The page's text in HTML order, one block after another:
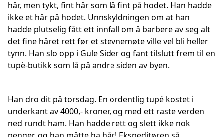
hår, men tykt, fint hår som lå fint på hodet. Han hadde
ikke et hår på hodet. Unnskyldningen om at han
hadde plutselig fått ett innfall om å barbere av seg alt
det fine håret rett før et stevnemøte ville vel bli heller
tynn. Han slo opp i Gule Sider og fant tilslutt frem til en
tupè-butikk som lå på andre siden av byen.
Han dro dit på torsdag. En ordentlig tupé kostet i
underkant av 4000,- kroner, og med ett raste verden
ned rundt ham. Han hadde rett og slett ikke nok